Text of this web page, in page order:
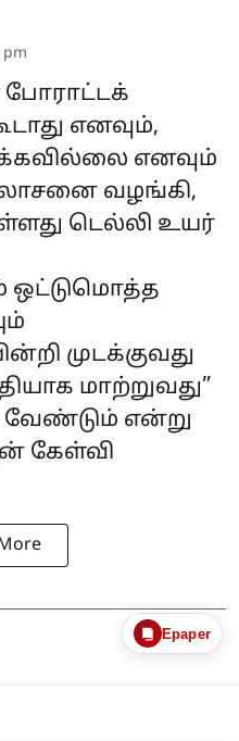
pm
போராட்டக்
எனவும்,
எனவும்
வழங்கி,
டெல்லி உயர்
ஒட்டுமொத்த
முடக்குவது
மாற்றுவது”
என்று
கேள்வி
Epaper